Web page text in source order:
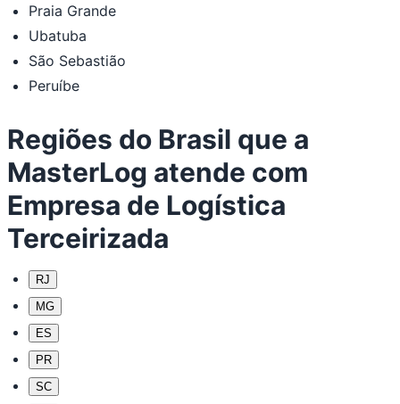
Praia Grande
Ubatuba
São Sebastião
Peruíbe
Regiões do Brasil que a
MasterLog atende com
Empresa de Logística
Terceirizada
RJ
MG
ES
PR
SC